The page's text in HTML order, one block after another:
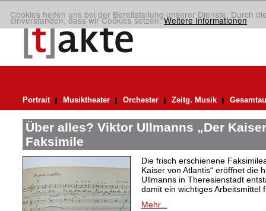
Cookies helfen uns bei der Bereitstellung unserer Dienste. Durch
einverstanden, dass wir Cookies setzen.Weitere Informationen
Portrait Musiktheater Orchester Zeitg. Musik
Über alles? Viktor Ullmanns „Der
Faksimile
Die frisch erschienene
Kaiser von Atlantis“ eröffnet die
Ullmanns in Theresienstadt
damit ein wichtiges Arbeitsmittel
Mehr...